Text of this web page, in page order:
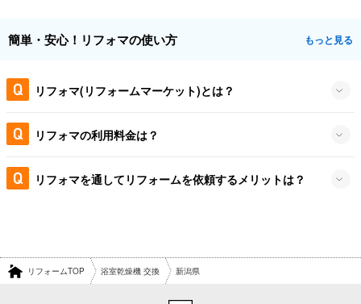
簡単・安心！リフォマの使い方 もっと見る
リフォマ(リフォームマーケット)とは？
リフォマの利用料金は？
リフォマを通してリフォームを依頼するメリットは？
リフォームTOP 浴室乾燥機 交換 新潟県